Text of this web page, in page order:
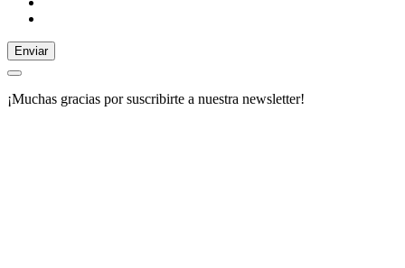
Enviar
¡Muchas gracias por suscribirte a nuestra newsletter!